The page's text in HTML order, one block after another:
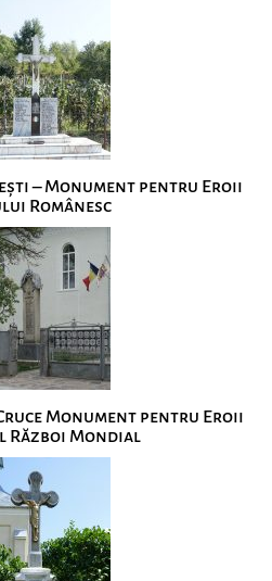
– Monument pentru Eroii
Românesc
Monument pentru Eroii
Război Mondial